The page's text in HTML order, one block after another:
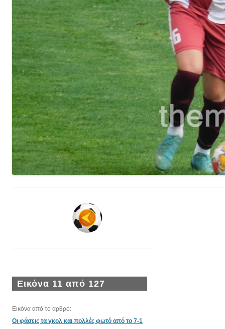
Εικόνα 11 από 127
Εικόνα από το άρθρο:
Οι φάσεις τα γκολ και πολλές φωτό από το 7-1